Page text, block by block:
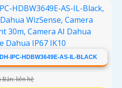
IPC-HDBW3649E-AS-IL-BLACK
Bán: liên hệ